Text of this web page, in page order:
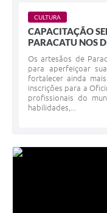
CULTURA
CAPACITAÇÃO
PARACATU NOS
Os artesãos de
para aperfeiçoar
fortalecer ainda
inscrições para a
profissionais do
habilidades,...